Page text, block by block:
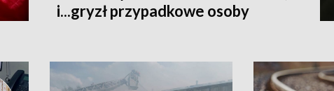
i...gryzł przypadkowe osoby